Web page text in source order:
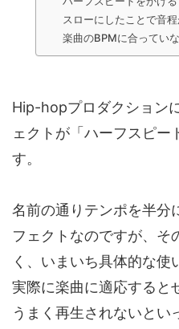
スローにしたことで音
楽曲のBPMに合ってい
Hip-hopプロダクション
ェクトが「ハーフスピー
す。
名前の通りテンポを半分
フェクトなのですが、そ
く、いまいち具体的な使
実際に楽曲に適応すると
うまく再生されないとい